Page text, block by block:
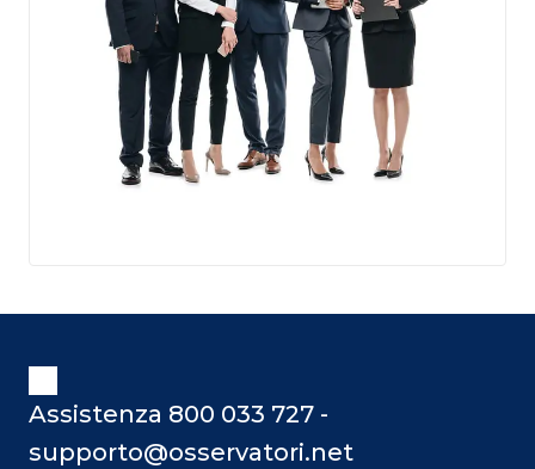
Assistenza 800 033 727 -
supporto@osservatori.net